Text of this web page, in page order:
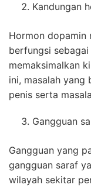
Kandungan
Hormon dopamin
berfungsi
memaksimalkan
ini, masalah yang
penis serta
Gangguan
Gangguan yang
gangguan saraf
wilayah sekitar